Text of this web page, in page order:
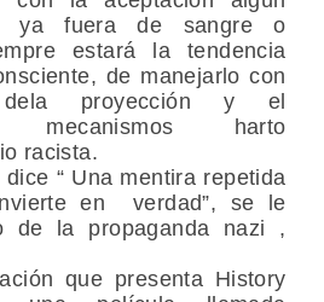
ya fuera de sangre o
estará la tendencia
de manejarlo con
proyección y el
mecanismos harto
racista.
“ Una mentira repetida
en verdad”, se le
de la propaganda nazi ,
que presenta History